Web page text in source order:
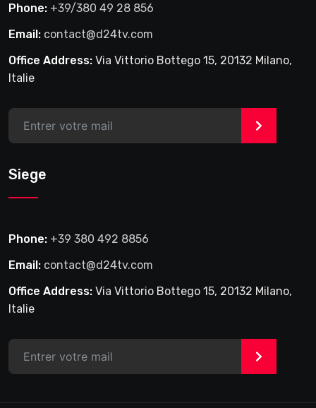
Phone: +39/380 49 28 856
Email: contact@d24tv.com
Office Address: Via Vittorio Bottego 15, 20132 Milano,
Italie
>
Siege
Phone: +39 380 492 8856
Email: contact@d24tv.com
Office Address: Via Vittorio Bottego 15, 20132 Milano,
Italie
>